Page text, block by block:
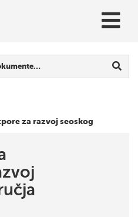
za razvoj seoskog